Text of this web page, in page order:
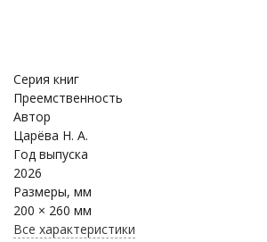
Серия книг
Преемственность
Автор
Царёва Н. А.
Год выпуска
2026
Размеры, мм
200 × 260 мм
Все характеристики